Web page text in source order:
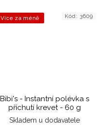
Více za méně
Bibi's - Instantní polévka s
příchutí krevet - 60 g
Skladem u dodavatele
Kód: 3609